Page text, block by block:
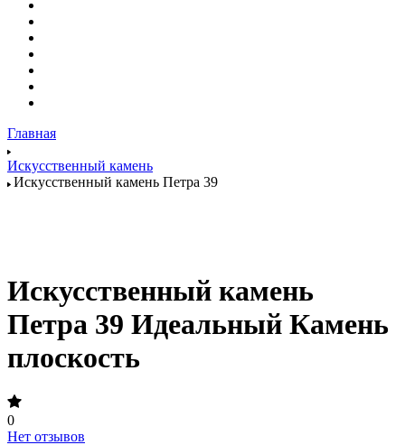
Главная
Искусственный камень
Искусственный камень Петра 39
Искусственный камень
Петра 39 Идеальный Камень
плоскость
0
Нет отзывов